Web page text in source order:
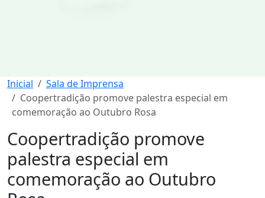
Inicial
Sala de Imprensa
Coopertradição promove palestra especial em
comemoração ao Outubro Rosa
Coopertradição promove
palestra especial em
comemoração ao Outubro